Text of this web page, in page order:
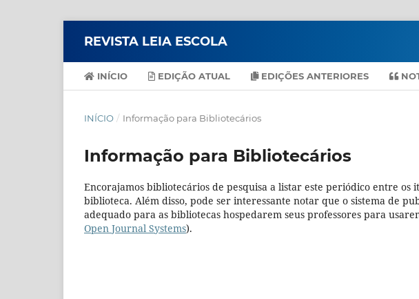
REVISTA LEIA ESCOLA
INÍCIO EDIÇÃO ATUAL EDIÇÕES ANTERIORES
INÍCIO / Informação para Bibliotecários
Informação para Bibliotecários
Encorajamos bibliotecários de pesquisa a listar este periódico entre os
biblioteca. Além disso, pode ser interessante notar que o sistema de
adequado para as bibliotecas hospedarem seus professores para
Open Journal Systems).